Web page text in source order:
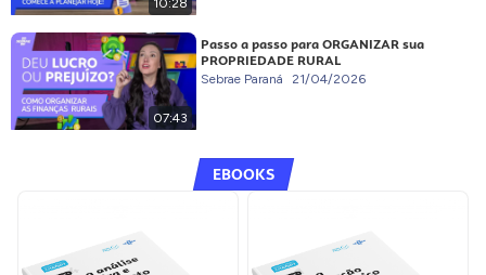
10:28
07:43
Passo a passo para ORGANIZAR sua
PROPRIEDADE RURAL
Sebrae Paraná 21/04/2026
EBOOKS